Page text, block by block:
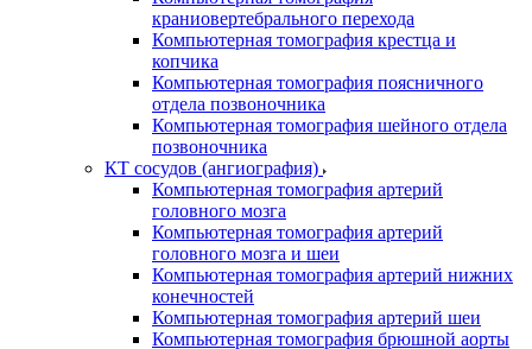
краниовертебрального перехода
Компьютерная томография крестца и
копчика
Компьютерная томография поясничного
отдела позвоночника
Компьютерная томография шейного отдела
позвоночника
КТ сосудов (ангиография)
Компьютерная томография артерий
головного мозга
Компьютерная томография артерий
головного мозга и шеи
Компьютерная томография артерий нижних
конечностей
Компьютерная томография артерий шеи
Компьютерная томография брюшной аорты